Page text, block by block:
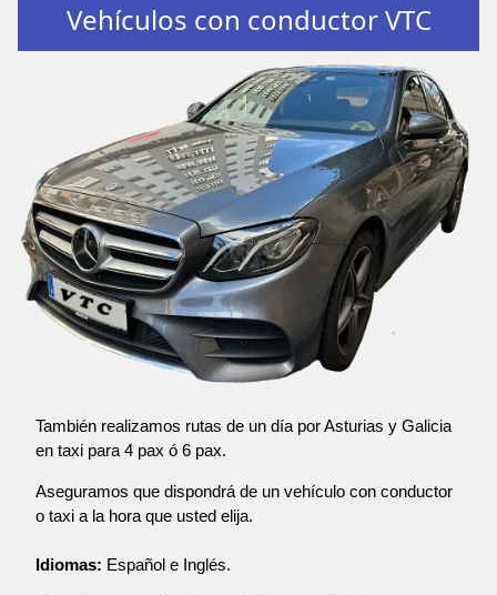
Vehículos con conductor VTC
También realizamos rutas de un día por Asturias y Galicia
en taxi para 4 pax ó 6 pax.
Aseguramos que dispondrá de un vehículo con conductor
o taxi a la hora que usted elija.
Idiomas: Español e Inglés.